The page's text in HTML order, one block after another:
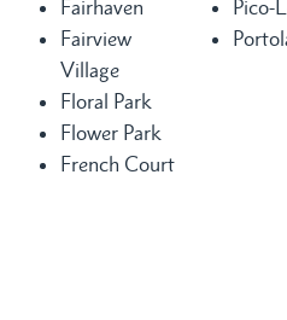
Fairhaven
Fairview
Village
Floral Park
Flower Park
French Court
Pico-